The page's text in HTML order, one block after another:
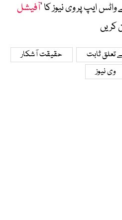
ایپ پر وی نیوز کا ’آفیشل
کریں
تعلق ثابت
حقیقت آشکار
وی نیوز